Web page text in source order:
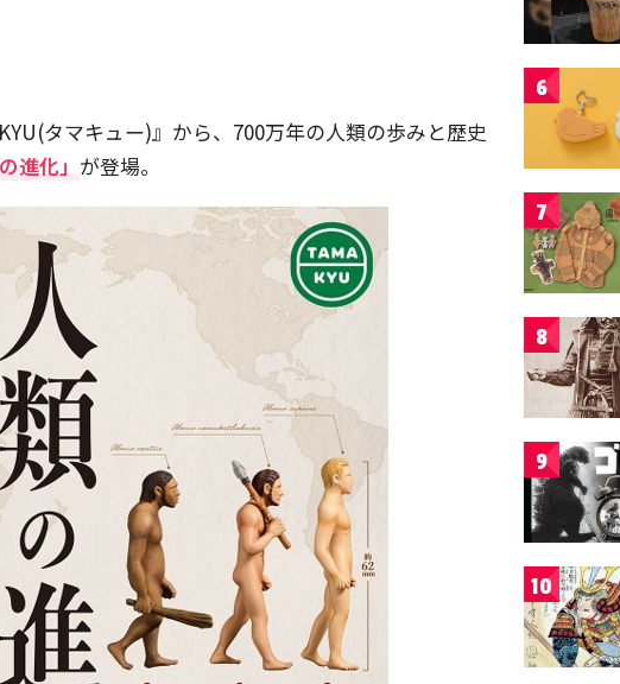
タマキュー)』から、700万年の人類の歩みと歴史
進化」 が登場。
6
7
8
9
10